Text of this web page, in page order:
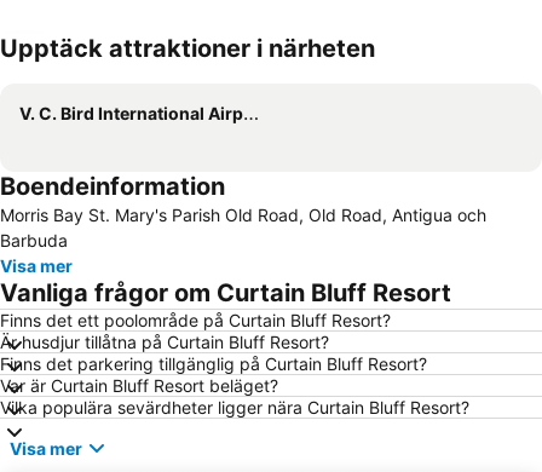
Förstora kartan
Upptäck attraktioner i närheten
V. C. Bird International Airport
Boendeinformation
Morris Bay St. Mary's Parish Old Road, Old Road, Antigua och
Barbuda
Visa mer
Vanliga frågor om Curtain Bluff Resort
Finns det ett poolområde på Curtain Bluff Resort?
Är husdjur tillåtna på Curtain Bluff Resort?
Finns det parkering tillgänglig på Curtain Bluff Resort?
Var är Curtain Bluff Resort beläget?
Vilka populära sevärdheter ligger nära Curtain Bluff Resort?
Visa mer